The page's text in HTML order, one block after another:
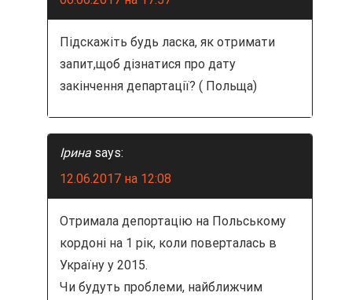
Підскажіть будь ласка, як отримати
запит,щоб дізнатися про дату
закінчення департації? ( Польща)
Ірина says:
12.06.2017 на 12:08
Отримала депортацію на Польському
кордоні на 1 рік, коли поверталась в
Україну у 2015.
Чи будуть проблеми, найближчим